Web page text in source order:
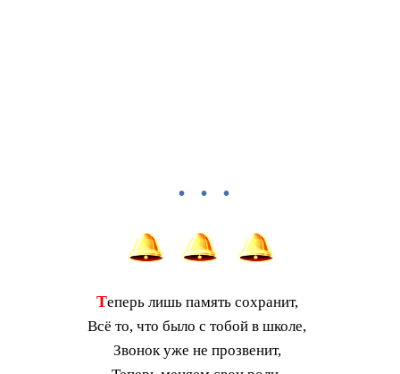
• • •
Теперь лишь память сохранит,
Всё то, что было с тобой в школе,
Звонок уже не прозвенит,